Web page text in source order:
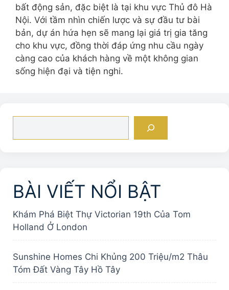
bất động sản, đặc biệt là tại khu vực Thủ đô Hà
Nội. Với tầm nhìn chiến lược và sự đầu tư bài
bản, dự án hứa hẹn sẽ mang lại giá trị gia tăng
cho khu vực, đồng thời đáp ứng nhu cầu ngày
càng cao của khách hàng về một không gian
sống hiện đại và tiện nghi.
BÀI VIẾT NỔI BẬT
Khám Phá Biệt Thự Victorian 19th Của Tom
Holland Ở London
Sunshine Homes Chi Khủng 200 Triệu/m2 Thâu
Tóm Đất Vàng Tây Hồ Tây